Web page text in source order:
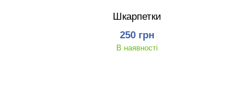
Шкарпетки
250 грн
В наявності